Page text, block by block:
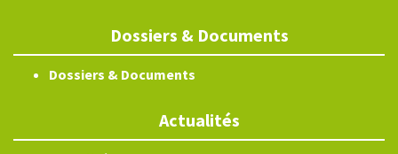
Dossiers & Documents
Dossiers & Documents
Actualités